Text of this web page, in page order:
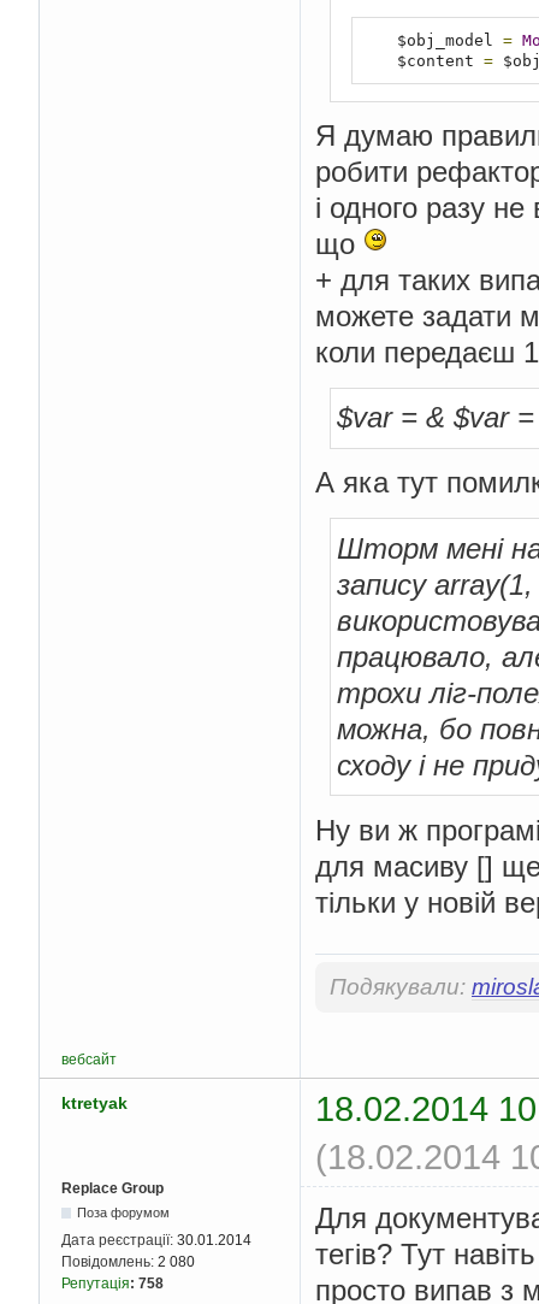
    $obj_model
=
    $content
=
Я думаю
робити
і одного разу
що
+ для таких
можете задати
коли передаєш
$var = & $var
А яка тут
Шторм мені
запису
працювало,
трохи ліг-
можна, бо
сходу і не
Ну ви ж
для масиву [] ще
тільки у новій
Подякували:
вебсайт
ktretyak
18.02.2014
(18.02.2014
Replace Group
Поза форумом
Дата реєстрації: 30.01.2014
Повідомлень: 2 080
Репутація: 758
Для
тегів? Тут
просто випав з